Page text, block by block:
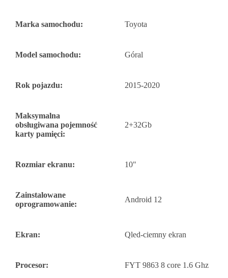
Marka samochodu: Toyota
Model samochodu: Góral
Rok pojazdu: 2015-2020
Maksymalna
obsługiwana pojemność
karty pamięci:
2+32Gb
Rozmiar ekranu: 10"
Zainstalowane
oprogramowanie:
Android 12
Ekran: Qled-ciemny ekran
Procesor: FYT 9863 8 core 1.6 Ghz